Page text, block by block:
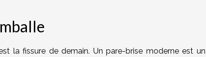
la fissure de demain. Un pare-brise moderne est un